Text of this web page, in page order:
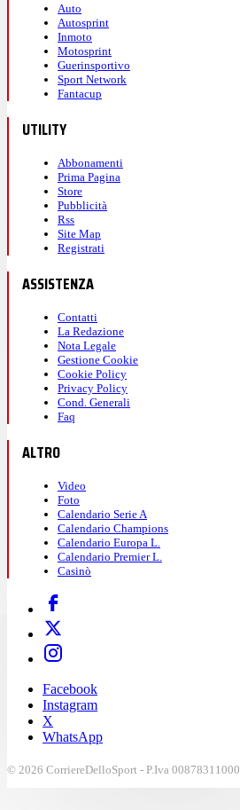
Auto
Autosprint
Inmoto
Motosprint
Guerinsportivo
Sport Network
Fantacup
UTILITY
Abbonamenti
Prima Pagina
Store
Pubblicità
Rss
Site Map
Registrati
ASSISTENZA
Contatti
La Redazione
Nota Legale
Gestione Cookie
Cookie Policy
Privacy Policy
Cond. Generali
Faq
ALTRO
Video
Foto
Calendario Serie A
Calendario Champions
Calendario Europa L.
Calendario Premier L.
Casinò
Facebook
Instagram
X
WhatsApp
© 2026 CorriereDelloSport - P.Iva 00878311000